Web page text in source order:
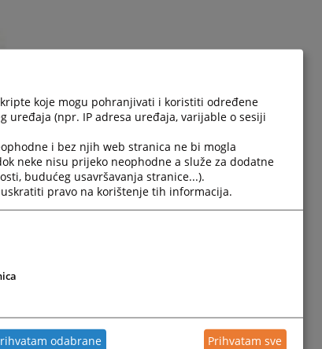
koje mogu pohranjivati i koristiti određene
uređaja (npr. IP adresa uređaja, varijable o sesiji
i bez njih web stranica ne bi mogla
neke nisu prijeko neophodne a služe za dodatne
budućeg usavršavanja stranice...).
pravo na korištenje tih informacija.
odabrane Prihvatam sve